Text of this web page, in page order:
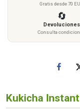
Gratis desde 70
🔄
Devoluciones
Consulta
Kukicha